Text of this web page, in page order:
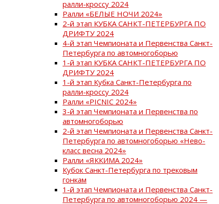
ралли-кроссу 2024
Ралли «БЕЛЫЕ НОЧИ 2024»
2-й этап КУБКА САНКТ-ПЕТЕРБУРГА ПО
ДРИФТУ 2024
4-й этап Чемпионата и Первенства Санкт-
Петербурга по автомногоборью
1-й этап КУБКА САНКТ-ПЕТЕРБУРГА ПО
ДРИФТУ 2024
1-й этап Кубка Санкт-Петербурга по
ралли-кроссу 2024
Ралли «PICNIC 2024»
3-й этап Чемпионата и Первенства по
автомногоборью
2-й этап Чемпионата и Первенства Санкт-
Петербурга по автомногоборью «Нево-
класс весна 2024»
Ралли «ЯККИМА 2024»
Кубок Санкт-Петербурга по трековым
гонкам
1-й этап Чемпионата и Первенства Санкт-
Петербурга по автомногоборью 2024 —